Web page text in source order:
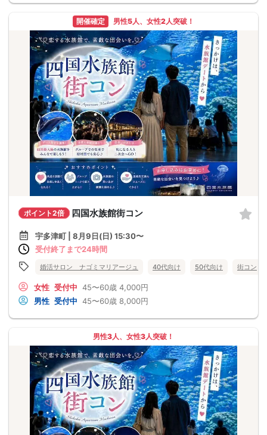
開催確定 男性5人、女性2人突破！
ポイント2倍 四国水族館街コン
宇多津町 | 8月9日(日) 15:30〜
受付終了まで24時間
婚活サロン ナゴミマリアージュ 40代向け 50代向け 街コン
女性 受付中 45〜60歳 4,000円
男性 受付中 45〜60歳 8,000円
男性3人、女性3人突破！